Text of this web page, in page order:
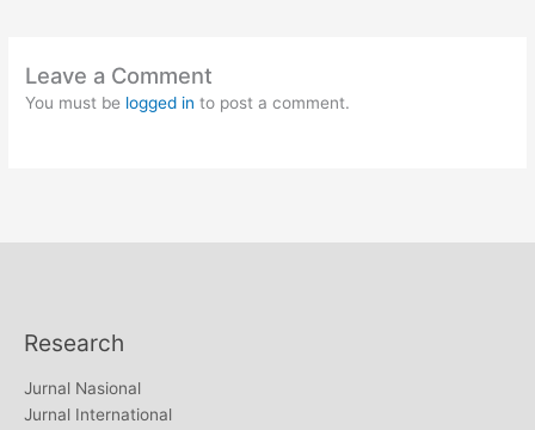
Leave a Comment
You must be logged in to post a comment.
Research
Jurnal Nasional
Jurnal International